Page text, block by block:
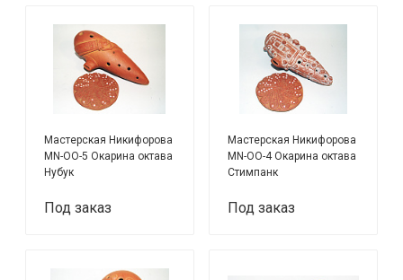
Мастерская Никифорова
MN-OO-5 Окарина октава
Нубук
Под заказ
Мастерская Никифорова
MN-OO-4 Окарина октава
Стимпанк
Под заказ